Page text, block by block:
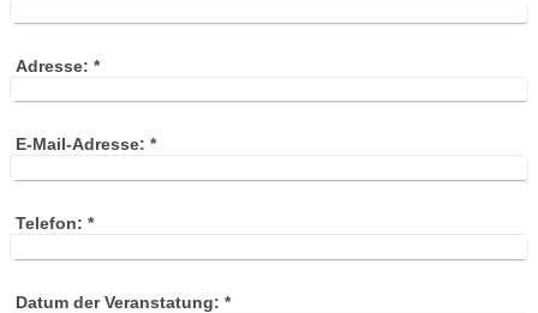
Adresse: *
E-Mail-Adresse: *
Telefon: *
Datum der Veranstatung: *